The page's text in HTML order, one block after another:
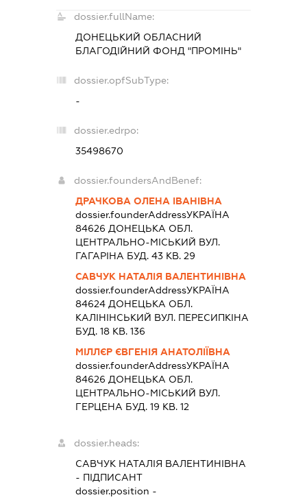
dossier.fullName:
ДОНЕЦЬКИЙ ОБЛАСНИЙ
БЛАГОДІЙНИЙ ФОНД "ПРОМІНЬ"
dossier.opfSubType:
-
dossier.edrpo:
35498670
dossier.foundersAndBenef:
ДРАЧКОВА ОЛЕНА ІВАНІВНА
dossier.founderAddressУКРАЇНА
84626 ДОНЕЦЬКА ОБЛ.
ЦЕНТРАЛЬНО-МІСЬКИЙ ВУЛ.
ГАГАРІНА БУД. 43 КВ. 29
САВЧУК НАТАЛІЯ ВАЛЕНТИНІВНА
dossier.founderAddressУКРАЇНА
84624 ДОНЕЦЬКА ОБЛ.
КАЛІНІНСЬКИЙ ВУЛ. ПЕРЕСИПКІНА
БУД. 18 КВ. 136
МІЛЛЄР ЄВГЕНІЯ АНАТОЛІЇВНА
dossier.founderAddressУКРАЇНА
84626 ДОНЕЦЬКА ОБЛ.
ЦЕНТРАЛЬНО-МІСЬКИЙ ВУЛ.
ГЕРЦЕНА БУД. 19 КВ. 12
dossier.heads:
САВЧУК НАТАЛІЯ ВАЛЕНТИНІВНА
- ПІДПИСАНТ
dossier.position -